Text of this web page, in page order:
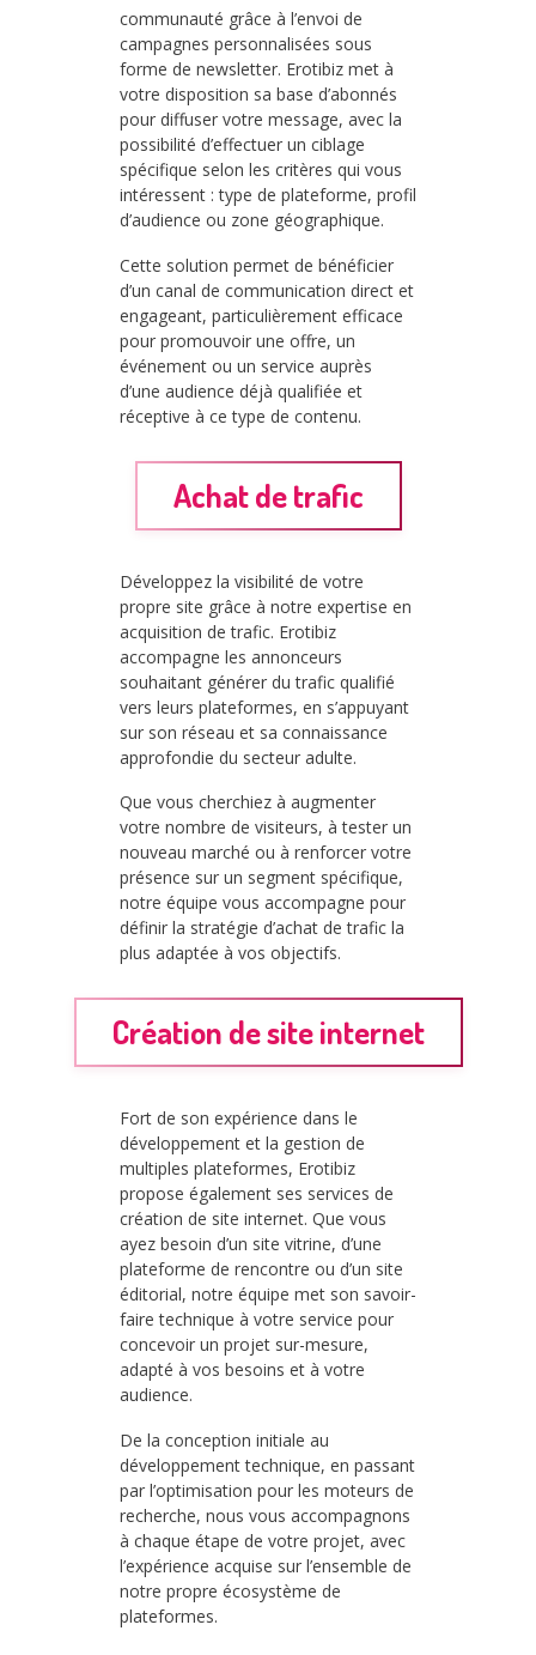
communauté grâce à l’envoi de
campagnes personnalisées sous
forme de newsletter. Erotibiz met à
votre disposition sa base d’abonnés
pour diffuser votre message, avec la
possibilité d’effectuer un ciblage
spécifique selon les critères qui vous
intéressent : type de plateforme, profil
d’audience ou zone géographique.
Cette solution permet de bénéficier
d’un canal de communication direct et
engageant, particulièrement efficace
pour promouvoir une offre, un
événement ou un service auprès
d’une audience déjà qualifiée et
réceptive à ce type de contenu.
Achat de trafic
Développez la visibilité de votre
propre site grâce à notre expertise en
acquisition de trafic. Erotibiz
accompagne les annonceurs
souhaitant générer du trafic qualifié
vers leurs plateformes, en s’appuyant
sur son réseau et sa connaissance
approfondie du secteur adulte.
Que vous cherchiez à augmenter
votre nombre de visiteurs, à tester un
nouveau marché ou à renforcer votre
présence sur un segment spécifique,
notre équipe vous accompagne pour
définir la stratégie d’achat de trafic la
plus adaptée à vos objectifs.
Création de site internet
Fort de son expérience dans le
développement et la gestion de
multiples plateformes, Erotibiz
propose également ses services de
création de site internet. Que vous
ayez besoin d’un site vitrine, d’une
plateforme de rencontre ou d’un site
éditorial, notre équipe met son savoir-
faire technique à votre service pour
concevoir un projet sur-mesure,
adapté à vos besoins et à votre
audience.
De la conception initiale au
développement technique, en passant
par l’optimisation pour les moteurs de
recherche, nous vous accompagnons
à chaque étape de votre projet, avec
l’expérience acquise sur l’ensemble de
notre propre écosystème de
plateformes.